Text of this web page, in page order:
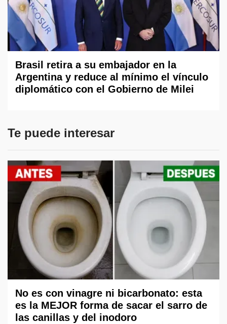
Brasil retira a su embajador en la
Argentina y reduce al mínimo el vínculo
diplomático con el Gobierno de Milei
Te puede interesar
No es con vinagre ni bicarbonato: esta
es la MEJOR forma de sacar el sarro de
las canillas y del inodoro